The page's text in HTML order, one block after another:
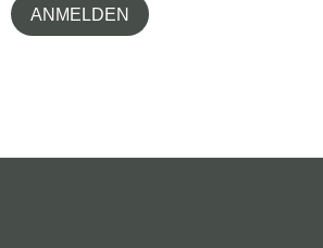
ANMELDEN